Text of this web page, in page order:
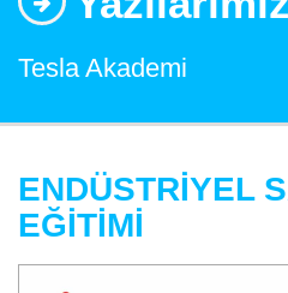
Tesla Akademi
ENDÜSTRİYEL
EĞİTİMİ